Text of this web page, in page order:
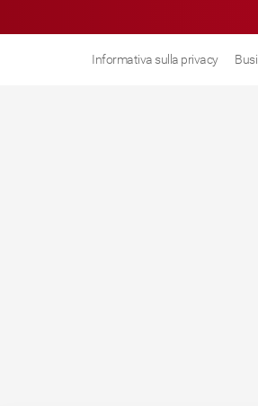
Informativa sulla privacy